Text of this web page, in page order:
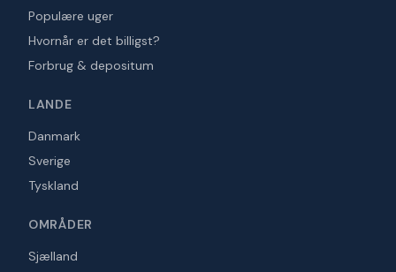
Populære uger
Hvornår er det billigst?
Forbrug & depositum
LANDE
Danmark
Sverige
Tyskland
OMRÅDER
Sjælland